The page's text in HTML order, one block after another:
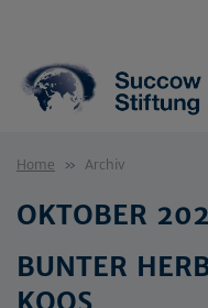
Home Archiv
OKTOBER
BUNTER